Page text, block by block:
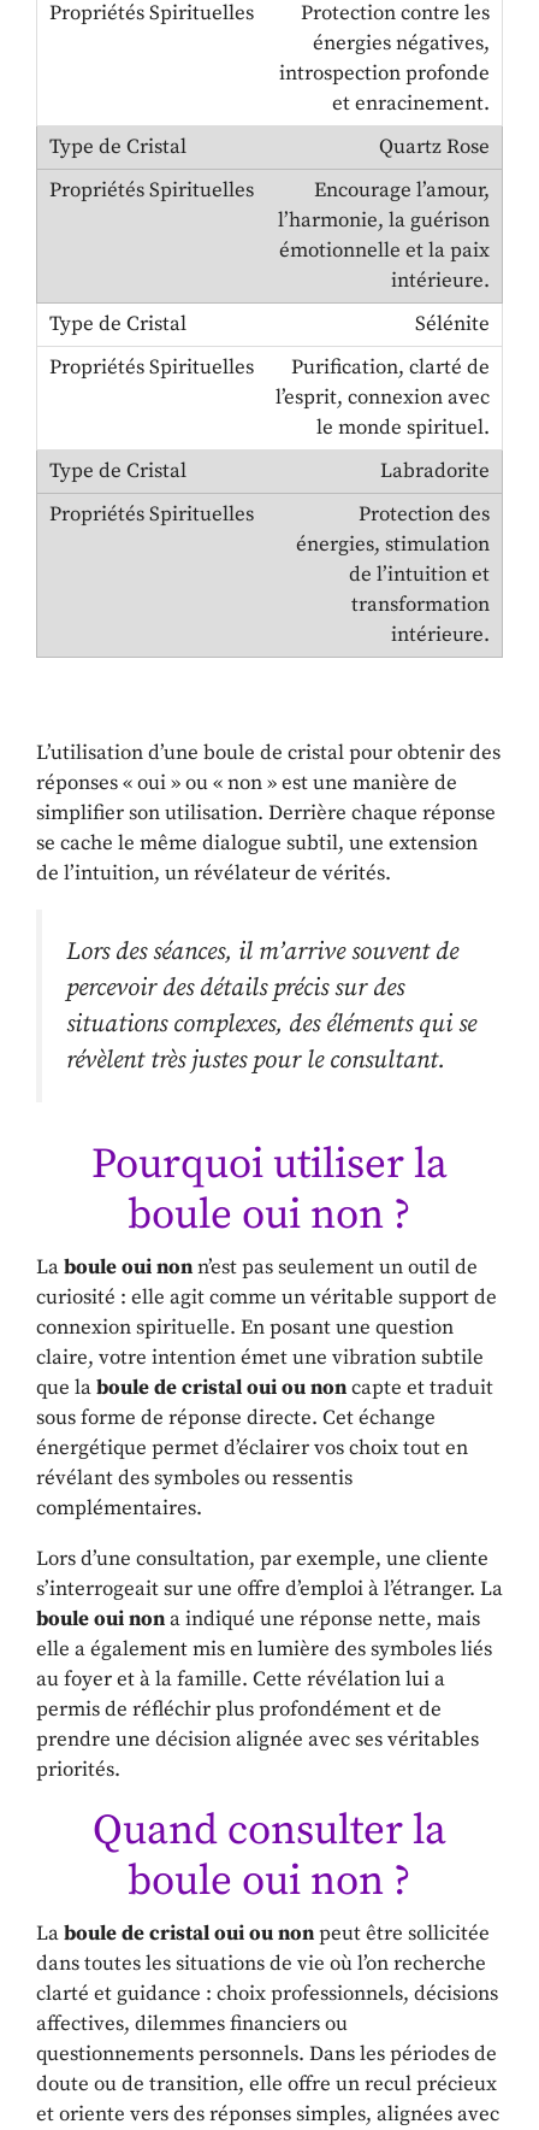
Protection contre les
énergies négatives,
introspection profonde
et enracinement.
Quartz Rose
Encourage l’amour,
l’harmonie, la guérison
émotionnelle et la paix
intérieure.
Sélénite
Purification, clarté de
l’esprit, connexion avec
le monde spirituel.
Labradorite
Protection des
énergies, stimulation
de l’intuition et
transformation
intérieure.
L’utilisation d’une boule de cristal pour obtenir des
réponses « oui » ou « non » est une manière de
simplifier son utilisation. Derrière chaque réponse
se cache le même dialogue subtil, une extension
de l’intuition, un révélateur de vérités.
Lors des séances, il m’arrive souvent de
percevoir des détails précis sur des
situations complexes, des éléments qui se
révèlent très justes pour le consultant.
Pourquoi utiliser la
boule oui non ?
Laboule oui nonn’est pas seulement un outil de
curiosité : elle agit comme un véritable support de
connexion spirituelle. En posant une question
claire, votre intention émet une vibration subtile
que laboule de cristal oui ou noncapte et traduit
sous forme de réponse directe. Cet échange
énergétique permet d’éclairer vos choix tout en
révélant des symboles ou ressentis
complémentaires.
Lors d’une consultation, par exemple, une cliente
s’interrogeait sur une offre d’emploi à l’étranger. La
boule oui nona indiqué une réponse nette, mais
elle a également mis en lumière des symboles liés
au foyer et à la famille. Cette révélation lui a
permis de réfléchir plus profondément et de
prendre une décision alignée avec ses véritables
priorités.
Quand consulter la
boule oui non ?
Laboule de cristal oui ou nonpeut être sollicitée
dans toutes les situations de vie où l’on recherche
clarté et guidance : choix professionnels, décisions
affectives, dilemmes financiers ou
questionnements personnels. Dans les périodes de
doute ou de transition, elle offre un recul précieux
et oriente vers des réponses simples, alignées avec